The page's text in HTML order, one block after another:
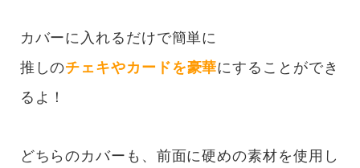
カバーに入れるだけで簡単に
推しのチェキやカードを豪華にすることができ
るよ！
どちらのカバーも、前面に硬めの素材を使用し